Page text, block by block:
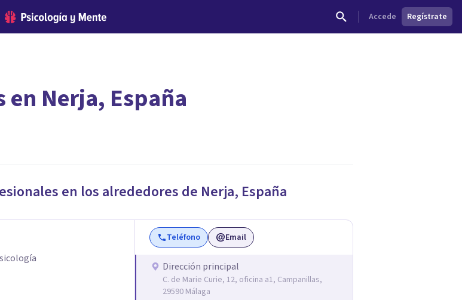
Accede Regístrate
adecuado?
en Nerja, España
en los alrededores de Nerja, España
Teléfono Email
Dirección principal
C. de Marie Curie, 12, oficina a1, Campanillas,
29590 Málaga